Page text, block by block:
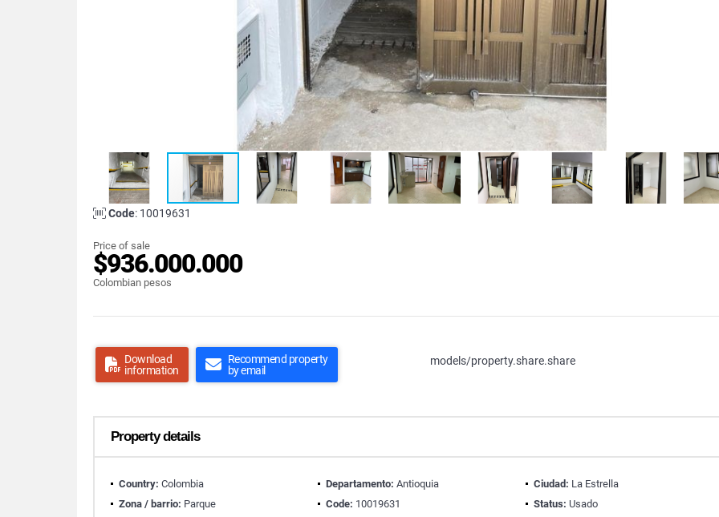
Code: 10019631
Price of sale
$936.000.000
Colombian pesos
Download
information
Recommend property
by email
models/property.share.share
Property details
Country: Colombia Departamento: Antioquia Ciudad: La Estrella
Zona / barrio: Parque Code: 10019631 Status: Usado